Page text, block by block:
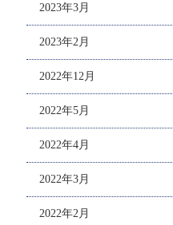
2023年3月
2023年2月
2022年12月
2022年5月
2022年4月
2022年3月
2022年2月